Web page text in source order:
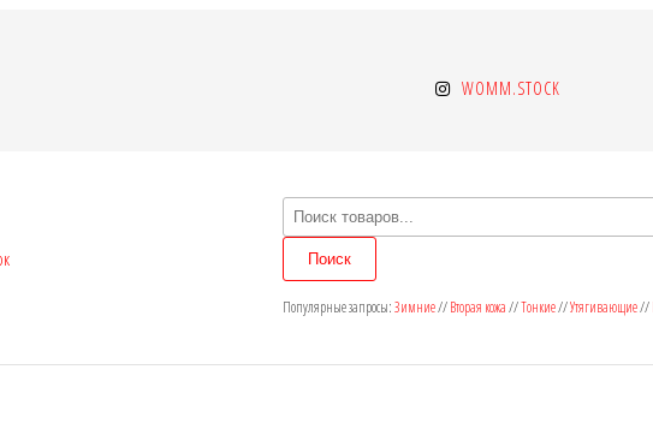
WOMM.STOCK
магазин
чулки,
Поиск
товаров
Поиск
Популярные запросы:Зимние//Вторая кожа//Тонкие//Утягивающие//